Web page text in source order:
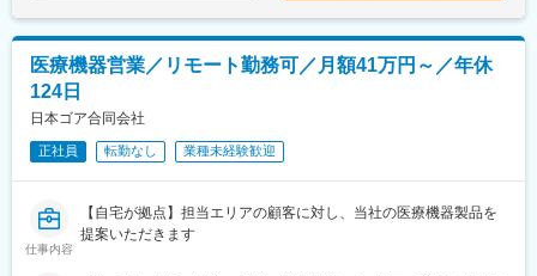
フルリモートの勤務になります。自宅からの直行直帰スタイル
で、裁量を持って働けます。
■配属先について：
関東・関西・九州エリアの営業として、5名体制への拡充を予定し
■働き方：
フルリモートの勤務になります。自宅からの直行直帰スタイル
で、裁量を持って働けます。
■当社の強み：
◎整形外科領域のプロが厳選した高品質の人工関節を提供してい
医療機器営業／リモート勤務可／月額41万円～／年休
124日
日本ゴア合同会社
正社員 転勤なし 業種未経験歓迎
仕事内容
【自宅が拠点】担当エリアの顧客に対し、当社の医療機器製品を
提案いただきます